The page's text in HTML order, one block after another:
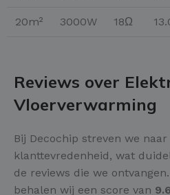
20m² 3000W 18Ω
Reviews over
Vloerverwarming
Bij Decochip streven we
klanttevredenheid, wat
de reviews die we
behalen wij een score van 9.6